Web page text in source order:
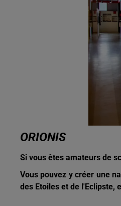
ORIONIS
Si vous êtes amateurs de
Vous pouvez y créer une
des Etoiles et de l'Eclipste,